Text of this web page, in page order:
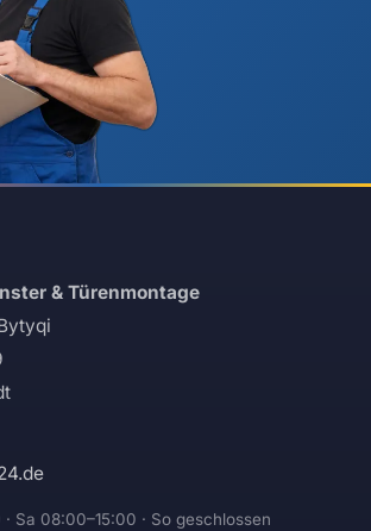
& Türenmontage
Sa 08:00–15:00 · So geschlossen